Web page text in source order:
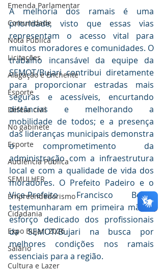
Emenda Parlamentar
Comunidade
Nota Pública
Licitações
Alagação e Enchente
Esporte
Defesa civil
No gabinete
Esporte
Audiência Pública
SEMULHER
Empreendedorismo
Cidadania
Expo Bujari 2026
Salário
Cultura e Lazer
A melhoria dos ramais é uma
prioridade, visto que essas vias
representam o acesso vital para
muitos moradores e comunidades. O
trabalho incansável da equipe da
SEMOT/Bujari contribui diretamente
para proporcionar estradas mais
seguras e acessíveis, encurtando
distâncias e melhorando a
mobilidade de todos; e a presença
das lideranças municipais demonstra
o comprometimento da
administração com a infraestrutura
local e com a qualidade de vida dos
moradores. O Prefeito Padeiro e o
Vice-Prefeito Francisco Bessa
testemunharam em primeira mão o
esforço dedicado dos profissionais
da SEMOT/Bujari na busca por
melhores condições nos ramais
essenciais para a região.